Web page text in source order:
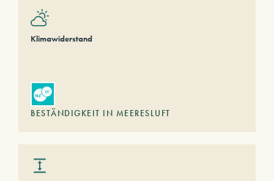
Klimawiderstand
BESTÄNDIGKEIT IN MEERESLUFT